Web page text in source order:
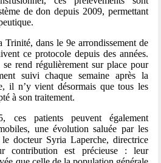
de don depuis 2009, permettant
dans le 9e arrondissement de
ce protocole depuis des années.
rend régulièrement sur place pour
suivi chaque semaine après la
il n’y vient désormais que tous les
à son traitement.
ces patients peuvent également
une évolution saluée par les
docteur Syria Laperche, directrice
contribution est précieuse : leur